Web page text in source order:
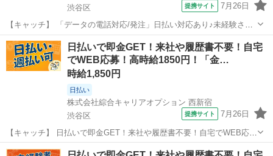
渋谷区
提携サイト 7月26日
【キャッチ】 「データの電話対応/発注」日払い対応あり♪未経験さん
活躍中！憧れのオフィスワーク◇40代まで幅広く活躍中♪ 【コメン
ト】 ＼★☆大人気のオフィスワーク案件多数☆★／ 大人気のオフィス
ワークのお仕事を多数ご用...
東京 渋谷区 その他
日払いで即金GET！来社や履歴書不要！自宅
でWEB応募！高時給1850円！「金…
時給1,850円
日払い
株式会社綜合キャリアオプション 西新宿
渋谷区
提携サイト 7月26日
【キャッチ】 日払いで即金GET！来社や履歴書不要！自宅でWEB応
募！高時給1850円！「金融商品の問合せ対応」20代～40代のスタッフ
東京 渋谷区 電話対応